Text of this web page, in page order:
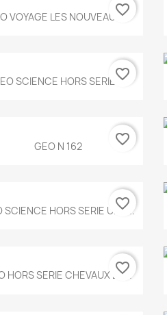
Aperçu rapide
VOYAGE LES NOUVEAUX...
favorite_border
Aperçu rapide
SCIENCE HORS SERIE...
favorite_border
Aperçu rapide
GEO N 162 favorite_border
Aperçu rapide
SCIENCE HORS SERIE UNE...
favorite_border
Aperçu rapide
HORS SERIE CHEVAUX ET...
favorite_border